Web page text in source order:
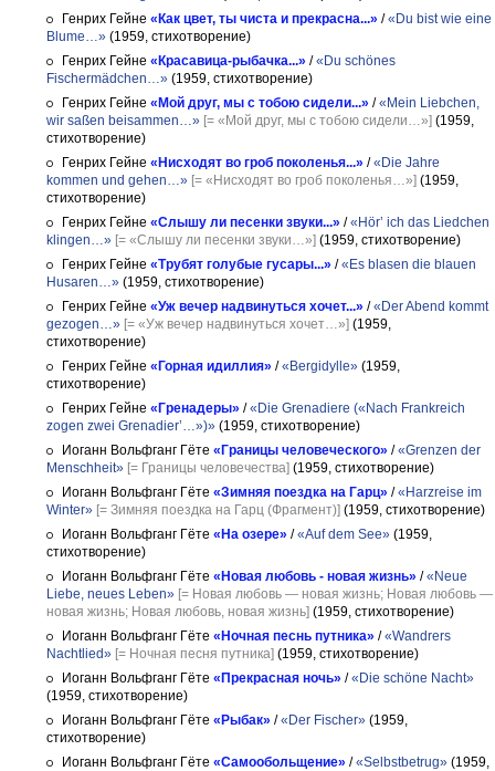
Генрих Гейне «Как цвет, ты чиста и прекрасна...» /«Du bist wie eine
Blume…» (1959, стихотворение)
Генрих Гейне «Красавица-рыбачка...» /«Du schönes
Fischermädchen…» (1959, стихотворение)
Генрих Гейне «Мой друг, мы с тобою сидели...» /«Mein Liebchen,
wir saßen beisammen…» [= «Мой друг, мы с тобою сидели…»] (1959,
стихотворение)
Генрих Гейне «Нисходят во гроб поколенья...» /«Die Jahre
kommen und gehen…» [= «Нисходят во гроб поколенья…»] (1959,
стихотворение)
Генрих Гейне «Слышу ли песенки звуки...» /«Hör’ ich das Liedchen
klingen…» [= «Слышу ли песенки звуки…»] (1959, стихотворение)
Генрих Гейне «Трубят голубые гусары...» /«Es blasen die blauen
Husaren…» (1959, стихотворение)
Генрих Гейне «Уж вечер надвинуться хочет...» /«Der Abend kommt
gezogen…» [= «Уж вечер надвинуться хочет…»] (1959,
стихотворение)
Генрих Гейне «Горная идиллия» /«Bergidylle» (1959,
стихотворение)
Генрих Гейне «Гренадеры» /«Die Grenadiere («Nach Frankreich
zogen zwei Grenadier’…»)» (1959, стихотворение)
Иоганн Вольфганг Гёте «Границы человеческого» /«Grenzen der
Menschheit» [= Границы человечества] (1959, стихотворение)
Иоганн Вольфганг Гёте «Зимняя поездка на Гарц» /«Harzreise im
Winter» [= Зимняя поездка на Гарц (Фрагмент)] (1959, стихотворение)
Иоганн Вольфганг Гёте «На озере» /«Auf dem See» (1959,
стихотворение)
Иоганн Вольфганг Гёте «Новая любовь - новая жизнь» /«Neue
Liebe, neues Leben» [= Новая любовь — новая жизнь; Новая любовь —
новая жизнь; Новая любовь, новая жизнь] (1959, стихотворение)
Иоганн Вольфганг Гёте «Ночная песнь путника» /«Wandrers
Nachtlied» [= Ночная песня путника] (1959, стихотворение)
Иоганн Вольфганг Гёте «Прекрасная ночь» /«Die schöne Nacht»
(1959, стихотворение)
Иоганн Вольфганг Гёте «Рыбак» /«Der Fischer» (1959,
стихотворение)
Иоганн Вольфганг Гёте «Самообольщение» /«Selbstbetrug» (1959,